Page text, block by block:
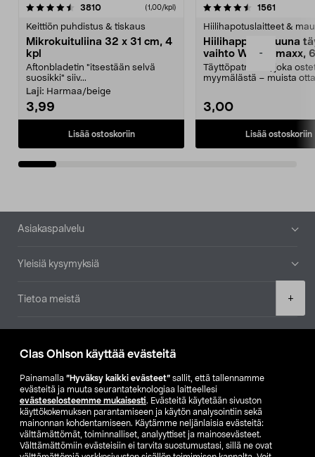
Clas Ohlson käyttää evästeitä
Painamalla ”Hyväksy kaikki evästeet” sallit, että tallennamme
evästeitä ja muuta seurantateknologiaa laitteellesi
evästeselosteemme mukaisesti. Evästeitä käytetään sivuston
käyttökokemuksen parantamiseen ja käytön analysointiin sekä
mainonnan kohdentamiseen. Käytämme neljänlaisia evästeitä:
välttämättömät, toiminnalliset, analyyttiset ja mainosevästeet.
Välttämättömiin evästeisiin ei tarvita suostumustasi, sillä ne ovat
-
+
3810arvostelut (1,00/kpl)
Keittiön puhdistus & tiskaus
Mikrokuituliina 32 x 31 cm, 4
kpl
Aftonbladetin "itsestään selvä
suosikki" siiv...
Laji: Harmaa/beige
3,99
Lisää ostoskoriin
4.5viidestä
1561
Hiilihapotuslaitteet &
Hiilihappopatruuna
vaihto Wassermaxx,
Täyttöpatruuna, joka
myymälästä – muista
3,00
Lisää ostoskoriin
4.5viidestä
Alatunniste
Asiakaspalvelu
Yleisiä kysymyksiä
Tietoa meistä
Etsi myymälä
SE NO FI